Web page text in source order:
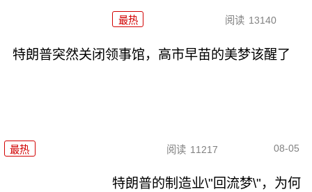
最热 阅读 13140
特朗普突然关闭领事馆，高市早苗的美梦该醒了
最热 阅读 11217 08-05
特朗普的制造业\"回流梦\"，为何